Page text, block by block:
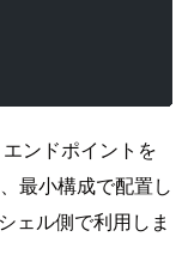
ンドポイントを
最小構成で配置し
ェル側で利用しま